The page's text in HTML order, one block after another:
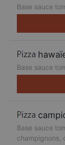
Base sauce
Base sauce
Base sauce
champignons,